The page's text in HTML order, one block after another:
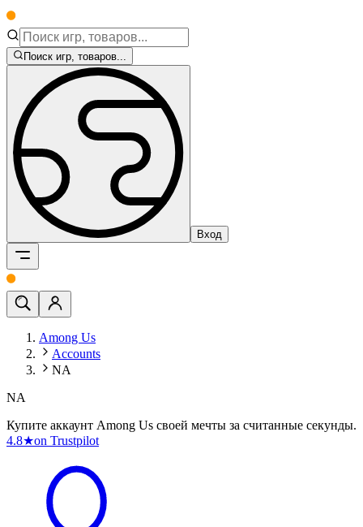
Поиск игр, товаров...
Вход
Among Us
Accounts
NA
NA
Купите аккаунт Among Us своей мечты за считанные секунды.
4.8★on Trustpilot